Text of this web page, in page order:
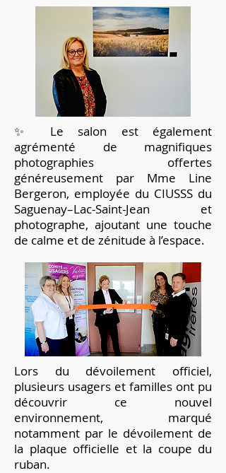
✨ Le salon est également
agrémenté de magnifiques
photographies offertes
généreusement par Mme Line
Bergeron, employée du CIUSSS du
Saguenay–Lac-Saint-Jean et
photographe, ajoutant une touche
de calme et de zénitude à l’espace.
Lors du dévoilement officiel,
plusieurs usagers et familles ont pu
découvrir ce nouvel
environnement, marqué
notamment par le dévoilement de
la plaque officielle et la coupe du
ruban.